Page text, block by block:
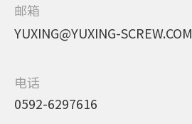
邮箱
YUXING@YUXING-SCREW.COM
电话
0592-6297616